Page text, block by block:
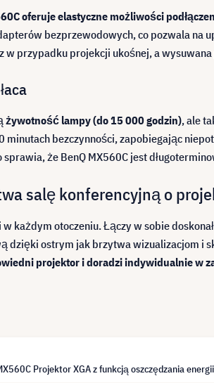
oferuje elastyczne możliwości
bezprzewodowych, co pozwala
w przypadku projekcji ukośnej, a
żywotność lampy (do 15 000 godzin), ale
minutach bezczynności, zapobiegając
że BenQ MX560C jest
salę konferencyjną o
każdym otoczeniu. Łączy w sobie
dzięki ostrym jak brzytwa wizualizacjom i
projektor i doradzi indywidualnie w
Projektor XGA z funkcją oszczędzania